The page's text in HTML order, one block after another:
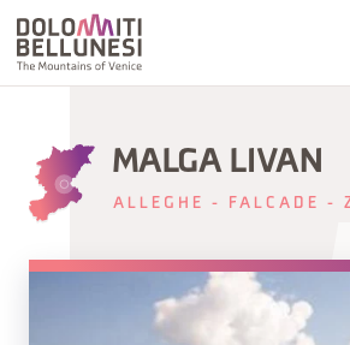
MALGA LIVAN
ALLEGHE - FALCADE -